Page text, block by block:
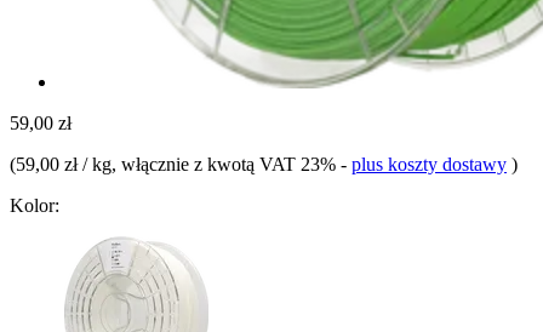
59,00 zł
(59,00 zł / kg, włącznie z kwotą VAT 23% - plus koszty dostawy )
Kolor: